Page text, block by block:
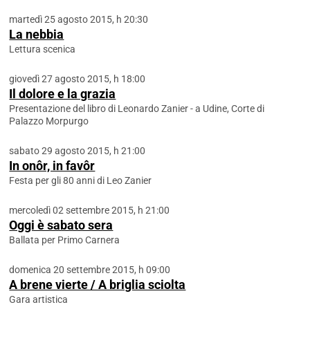
martedì 25 agosto 2015, h 20:30
La nebbia
Lettura scenica
giovedì 27 agosto 2015, h 18:00
Il dolore e la grazia
Presentazione del libro di Leonardo Zanier - a Udine, Corte di
Palazzo Morpurgo
sabato 29 agosto 2015, h 21:00
In onôr, in favôr
Festa per gli 80 anni di Leo Zanier
mercoledì 02 settembre 2015, h 21:00
Oggi è sabato sera
Ballata per Primo Carnera
domenica 20 settembre 2015, h 09:00
A brene vierte / A briglia sciolta
Gara artistica